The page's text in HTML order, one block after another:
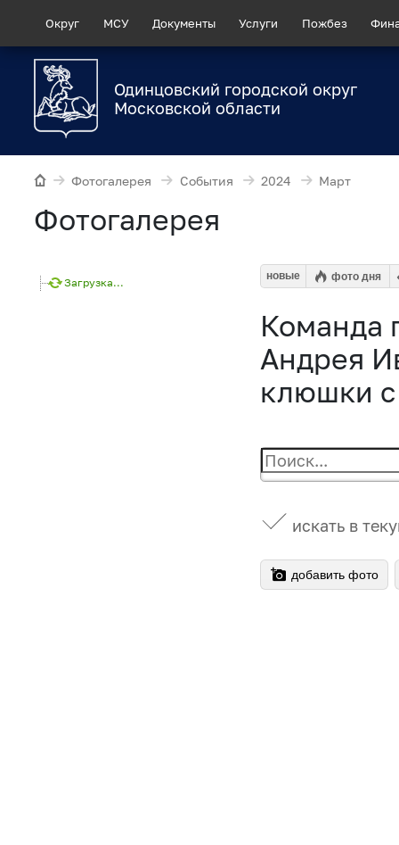
Округ МСУ Документы Услуги Пожбез
Одинцовский городской округ
Московской области
Фотогалерея События 2024 Март
Фотогалерея
Загрузка...
новые фото дня
Команда
Андрея
клюшки с
искать в
добавить фото